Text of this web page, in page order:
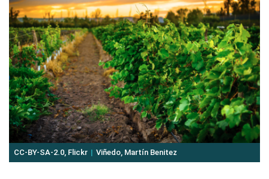
CC-BY-SA-2.0, Flickr Viñedo, Martín Benitez